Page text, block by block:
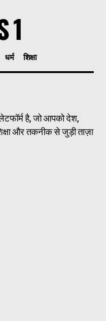
1
धर्म शिक्षा
है, जो आपको देश,
और तकनीक से जुड़ी ताज़ा